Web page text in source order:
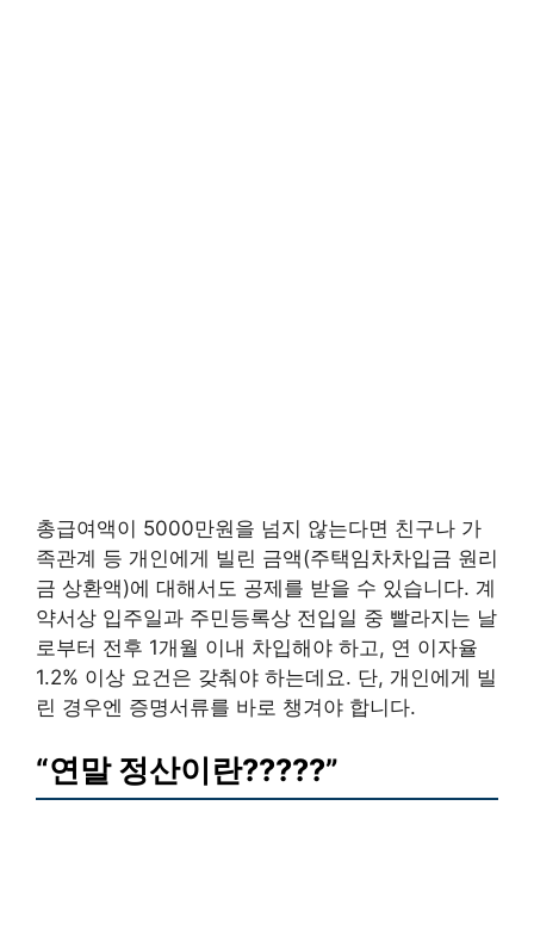
총급여액이 5000만원을 넘지 않는다면 친구나 가
족관계 등 개인에게 빌린 금액(주택임차차입금 원리
금 상환액)에 대해서도 공제를 받을 수 있습니다. 계
약서상 입주일과 주민등록상 전입일 중 빨라지는 날
로부터 전후 1개월 이내 차입해야 하고, 연 이자율
1.2% 이상 요건은 갖춰야 하는데요. 단, 개인에게 빌
린 경우엔 증명서류를 바로 챙겨야 합니다.
“연말 정산이란?????”